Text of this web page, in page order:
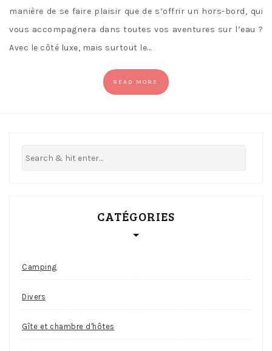
manière de se faire plaisir que de s’offrir un hors-bord, qui
vous accompagnera dans toutes vos aventures sur l’eau ?
Avec le côté luxe, mais surtout le…
READ MORE
CATÉGORIES
Camping
Divers
Gîte et chambre d'hôtes